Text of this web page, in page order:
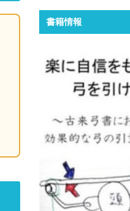
書籍情報